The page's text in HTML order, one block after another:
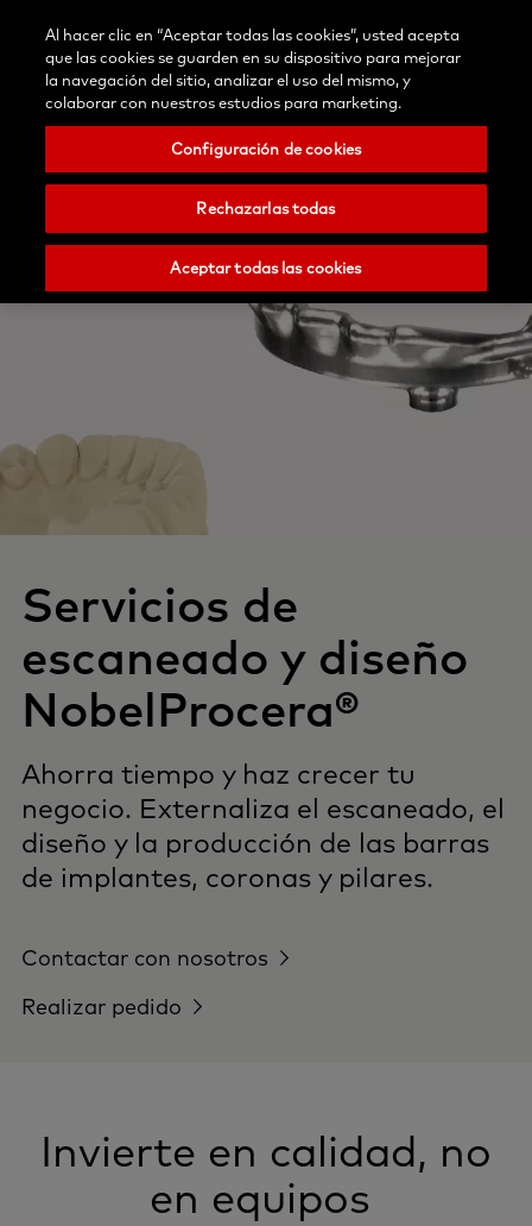
Registrar Blog Contáctenos
Selecciona
tu
Nobel
Biocare
Buscar Menu
Servicios de
escaneado y diseño
NobelProcera®
Ahorra tiempo y haz crecer tu
negocio. Externaliza el escaneado, el
diseño y la producción de las barras
de implantes, coronas y pilares.
Contactar con nosotros
Realizar pedido
Invierte en calidad, no
en equipos
Al hacer clic en “Aceptar todas las cookies”, usted acepta
que las cookies se guarden en su dispositivo para mejorar
la navegación del sitio, analizar el uso del mismo, y
colaborar con nuestros estudios para marketing.
Configuración de cookies
Rechazarlas todas
Aceptar todas las cookies